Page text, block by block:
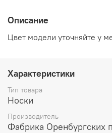
Описание
Цвет модели уточняйте у
Характеристики
Тип товара
Носки
Производитель
Фабрика Оренбургских